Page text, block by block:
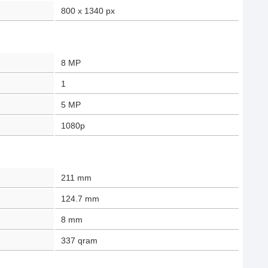
800 x 1340 px
8 MP
1
5 MP
1080p
211 mm
124.7 mm
8 mm
337 qram